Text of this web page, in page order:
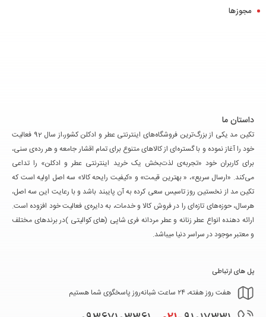
مجوزها
داستان ما
تکین مد یکی از بزرگ‌ترین فروشگاه‌های اینترنتی عطر و ادکلن کشور،از سال 92 فعالیت
خود را آغاز نموده و با گستره‌ای از کالاهای متنوع برای تمام اقشار جامعه و هر رده‌ی سنی،
برای کاربران خود «تجربه‌ی لذت‌بخش یک خرید اینترنتی عطر و ادکلن» را تداعی
می‌کند. «ارسال سریع»، « بهترین قیمت» و «کیفیت رایحه کالا» سه اصل اولیه است که
تکین مد از نخستین روز تاسیس سعی کرده به آن پایبند باشد و با رعایت این سه اصل،
هرسال، حوزه‌های تازه‌ای را در فروش کالا و خدمات، به دایره‌ی فعالیت خود افزوده است.
ارائه دهنده انواع عطر زنانه و عطر مردانه فری شاپی (های کوالیتی )در برندهای مختلف
و معتبر موجود در سراسر دنیا میباشد.
پل های ارتباطی
هفت روز هفته، ۲۴ ساعت شبانه‌روز پاسخگوی شما هستیم